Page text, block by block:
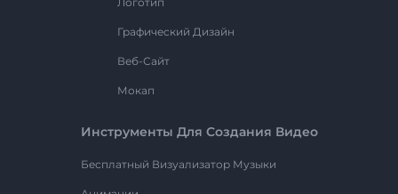
Графический Дизайн
Веб-Сайт
Мокап
Инструменты Для Создания Видео
Бесплатный Визуализатор Музыки